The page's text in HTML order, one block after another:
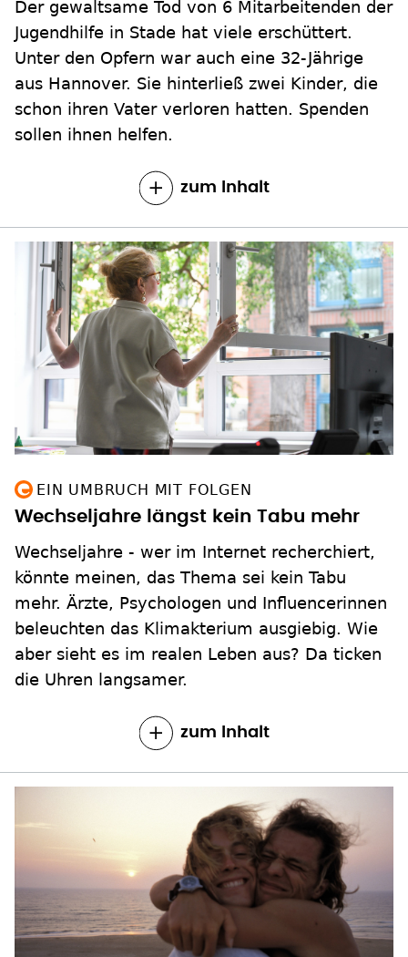
Der gewaltsame Tod von 6 Mitarbeitenden der
Jugendhilfe in Stade hat viele erschüttert.
Unter den Opfern war auch eine 32-Jährige
aus Hannover. Sie hinterließ zwei Kinder, die
schon ihren Vater verloren hatten. Spenden
sollen ihnen helfen.
zum Inhalt
EIN UMBRUCH MIT FOLGEN
Wechseljahre längst kein Tabu mehr
Wechseljahre - wer im Internet recherchiert,
könnte meinen, das Thema sei kein Tabu
mehr. Ärzte, Psychologen und Influencerinnen
beleuchten das Klimakterium ausgiebig. Wie
aber sieht es im realen Leben aus? Da ticken
die Uhren langsamer.
zum Inhalt